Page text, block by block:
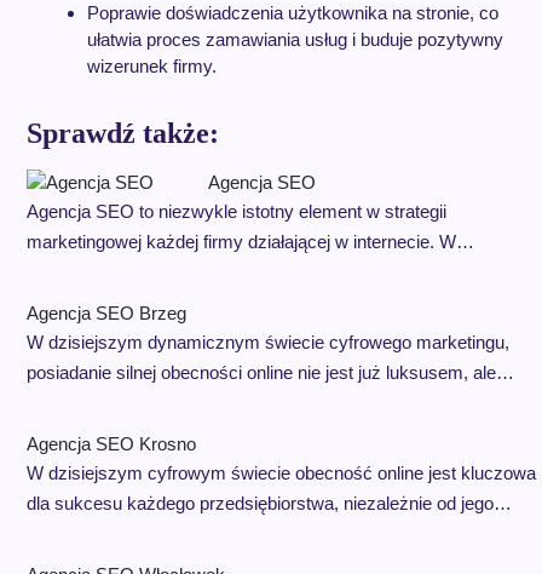
Poprawie doświadczenia użytkownika na stronie, co
ułatwia proces zamawiania usług i buduje pozytywny
wizerunek firmy.
Sprawdź także:
Agencja SEO
Agencja SEO to niezwykle istotny element w strategii
marketingowej każdej firmy działającej w internecie. W…
Agencja SEO Brzeg
W dzisiejszym dynamicznym świecie cyfrowego marketingu,
posiadanie silnej obecności online nie jest już luksusem, ale…
Agencja SEO Krosno
W dzisiejszym cyfrowym świecie obecność online jest kluczowa
dla sukcesu każdego przedsiębiorstwa, niezależnie od jego…